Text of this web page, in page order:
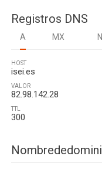
Registros DNS
A MX
HOST
isei.es
VALOR
82.98.142.28
TTL
300